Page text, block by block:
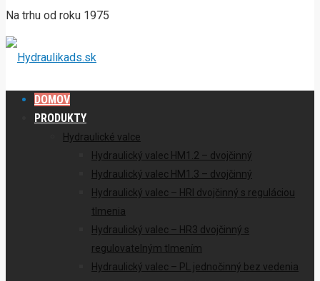
Na trhu od roku 1975
DOMOV
PRODUKTY
Hydraulické valce
Hydraulický valec HM1.2 – dvojčinný
Hydraulický valec HM1.3 – dvojčinný
Hydraulický valec – HRI dvojčinný s reguláciou
tlmenia
Hydraulický valec – HR3 dvojčinný s
regulovatelným tlmením
Hydraulický valec – PL jednočinný bez vedenia